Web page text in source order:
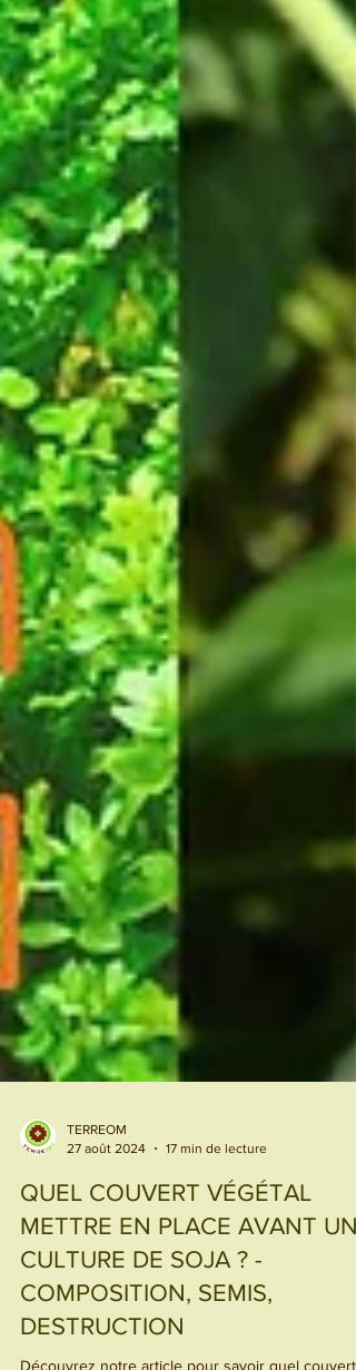
27 août 2024
17 min de lecture
QUEL COUVERT VÉGÉTAL
METTRE EN PLACE AVANT
CULTURE DE SOJA ? -
COMPOSITION, SEMIS,
DESTRUCTION